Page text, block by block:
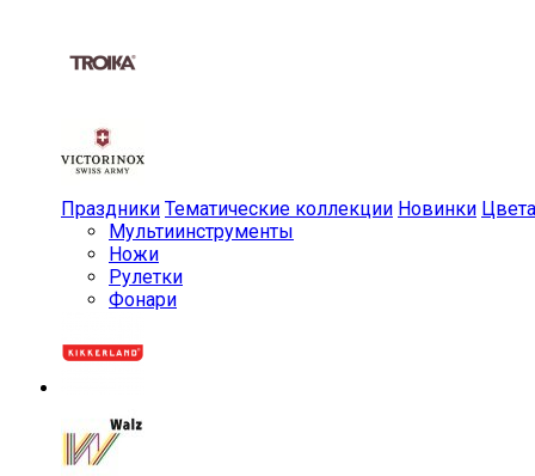
Праздники Тематические коллекции Новинки Цвета
Мульти­инструменты
Ножи
Рулетки
Фонари